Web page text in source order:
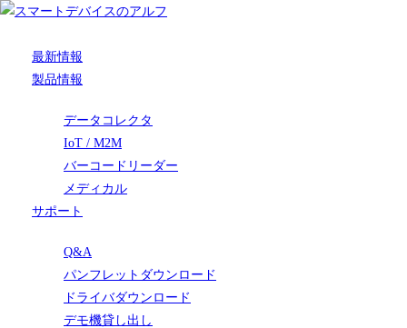
最新情報
製品情報
データコレクタ
IoT / M2M
バーコードリーダー
メディカル
サポート
Q&A
パンフレットダウンロード
ドライバダウンロード
デモ機貸し出し